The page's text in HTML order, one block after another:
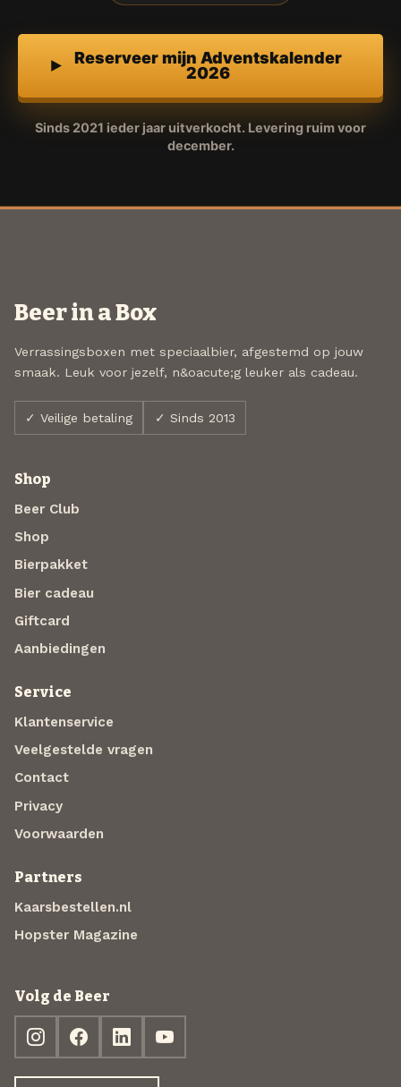
Reserveer mijn Adventskalender
2026
Sinds 2021 ieder jaar uitverkocht. Levering ruim voor
december.
Beer in a Box
Verrassingsboxen met speciaalbier, afgestemd op jouw
smaak. Leuk voor jezelf, n&oacute;g leuker als cadeau.
✓ Veilige betaling ✓ Sinds 2013
Shop
Beer Club
Shop
Bierpakket
Bier cadeau
Giftcard
Aanbiedingen
Service
Klantenservice
Veelgestelde vragen
Contact
Privacy
Voorwaarden
Partners
Kaarsbestellen.nl
Hopster Magazine
Volg de Beer